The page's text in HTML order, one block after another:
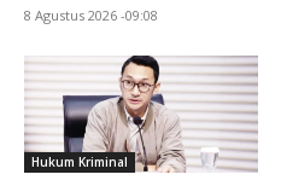
8 Agustus 2026 -09:08
Hukum Kriminal